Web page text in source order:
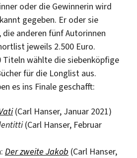
oder die Gewinnerin wird
gegeben. Er oder sie
die anderen fünf Autorinnen
jeweils 2.500 Euro.
Titeln wählte die siebenköpfige
für die Longlist aus.
es ins Finale geschafft:
(Carl Hanser, Januar 2021)
(Carl Hanser, Februar
Der zweite Jakob (Carl Hanser,